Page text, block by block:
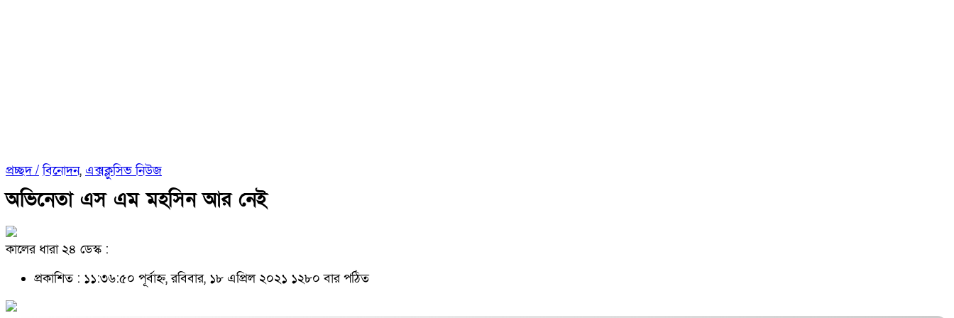
প্রচ্ছদ / বিনোদন, এক্সক্লুসিভ নিউজ
অভিনেতা এস এম মহসিন আর নেই
কালের ধারা ২৪ ডেস্ক :
প্রকাশিত : ১১:৩৬:৫০ পূর্বাহ্ন, রবিবার, ১৮ এপ্রিল ২০২১ ১২৮০ বার পঠিত